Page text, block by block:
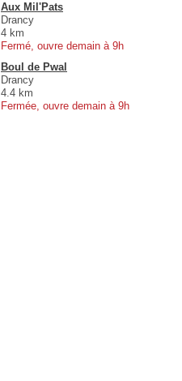
Aux Mil'Pats
Drancy
4 km
Fermé, ouvre demain à 9h
Boul de Pwal
Drancy
4.4 km
Fermée, ouvre demain à 9h